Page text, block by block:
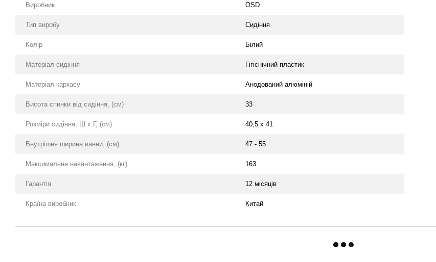
Виробник OSD
Тип виробу Сидіння
Колір Білий
Матеріал сидіння Гігієнічний пластик
Матеріал каркасу Анодований алюміній
Висота спинки від сидіння, (см) 33
Розміри сидіння, Ш х Г, (см) 40,5 х 41
Внутрішня ширина ванни, (см) 47 - 55
Максимальне навантаження, (кг) 163
Гарантія 12 місяців
Країна виробник Китай